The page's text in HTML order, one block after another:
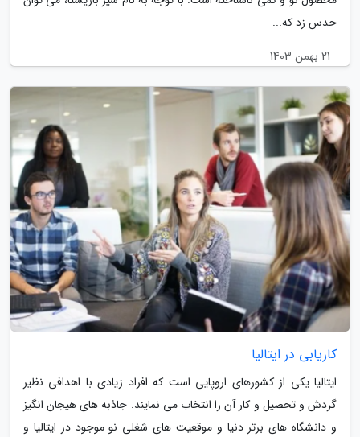
حدس زد که...
21 بهمن 1403
کاریابی در ایتالیا
ایتالیا یکی از کشورهای اروپایی است که افراد زیادی با اهدافی نظیر
گردش و تحصیل و کار آن را انتخاب می نمایند. جاذبه های هیجان انگیز
و دانشگاه های برتر دنیا و موقعیت های شغلی نو موجود در ایتالیا و